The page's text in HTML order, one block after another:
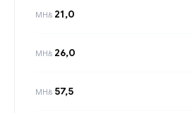
21,0
26,0
57,5